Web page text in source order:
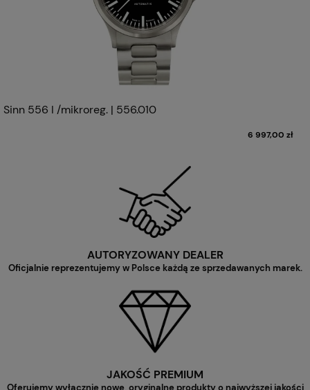
Sinn 556 I /mikroreg. | 556.010
6 997,00 zł
AUTORYZOWANY DEALER
Oficjalnie reprezentujemy w Polsce każdą ze sprzedawanych marek.
JAKOŚĆ PREMIUM
Oferujemy wyłącznie nowe, oryginalne produkty o najwyższej jakości